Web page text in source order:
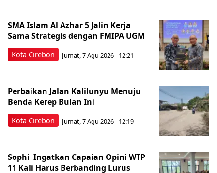
Kota Cirebon
SMA Islam Al Azhar 5 Jalin Kerja
Sama Strategis dengan FMIPA UGM
Jumat, 7 Agu 2026 - 12:21
Kota Cirebon
Perbaikan Jalan Kalilunyu Menuju
Benda Kerep Bulan Ini
Jumat, 7 Agu 2026 - 12:19
Sophi Ingatkan Capaian Opini WTP
11 Kali Harus Berbanding Lurus